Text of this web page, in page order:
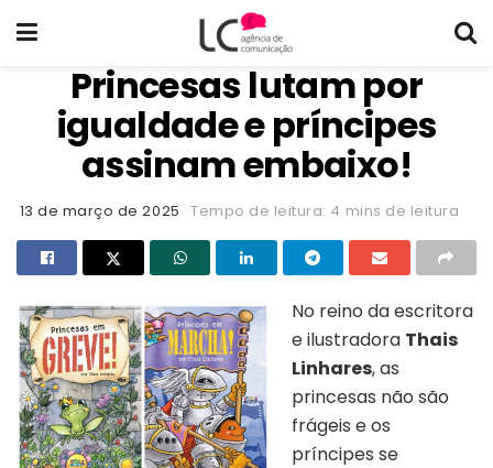
Princesas lutam por
igualdade e príncipes
assinam embaixo!
13 de março de 2025 Tempo de leitura: 4 mins de leitura
No reino da escritora
e ilustradora Thais
Linhares, as
princesas não são
frágeis e os
príncipes se